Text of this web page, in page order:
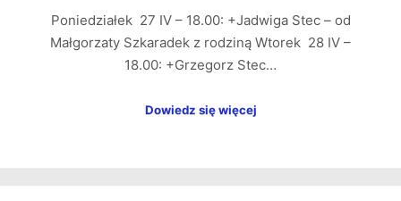
Poniedziałek 27 IV – 18.00: +Jadwiga Stec – od
Małgorzaty Szkaradek z rodziną Wtorek 28 IV –
18.00: +Grzegorz Stec…
Dowiedz się więcej